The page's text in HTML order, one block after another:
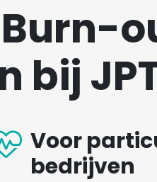
bij
Voor
bedrijven